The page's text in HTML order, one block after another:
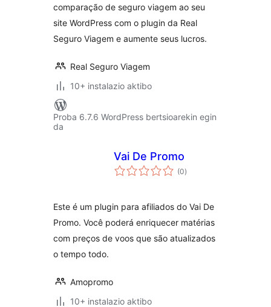
comparação de seguro viagem ao seu
site WordPress com o plugin da Real
Seguro Viagem e aumente seus lucros.
Real Seguro Viagem
10+ instalazio aktibo
Proba 6.7.6 WordPress bertsioarekin egin
da
Vai De Promo
(0balorazioak
)
Este é um plugin para afiliados do Vai De
Promo. Você poderá enriquecer matérias
com preços de voos que são atualizados
o tempo todo.
Amopromo
10+ instalazio aktibo